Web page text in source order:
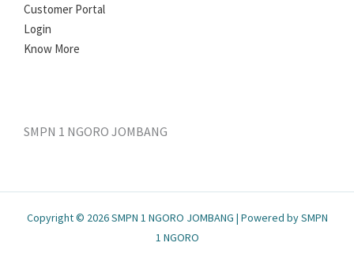
Customer Portal
Login
Know More
SMPN 1 NGORO JOMBANG
Copyright © 2026 SMPN 1 NGORO JOMBANG | Powered by SMPN
1 NGORO